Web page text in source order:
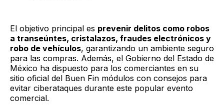
El objetivo principal es prevenir delitos como robos
a transeúntes, cristalazos, fraudes electrónicos y
robo de vehículos, garantizando un ambiente seguro
para las compras. Además, el Gobierno del Estado de
México ha dispuesto para los comerciantes en su
sitio oficial del Buen Fin módulos con consejos para
evitar ciberataques durante este popular evento
comercial.